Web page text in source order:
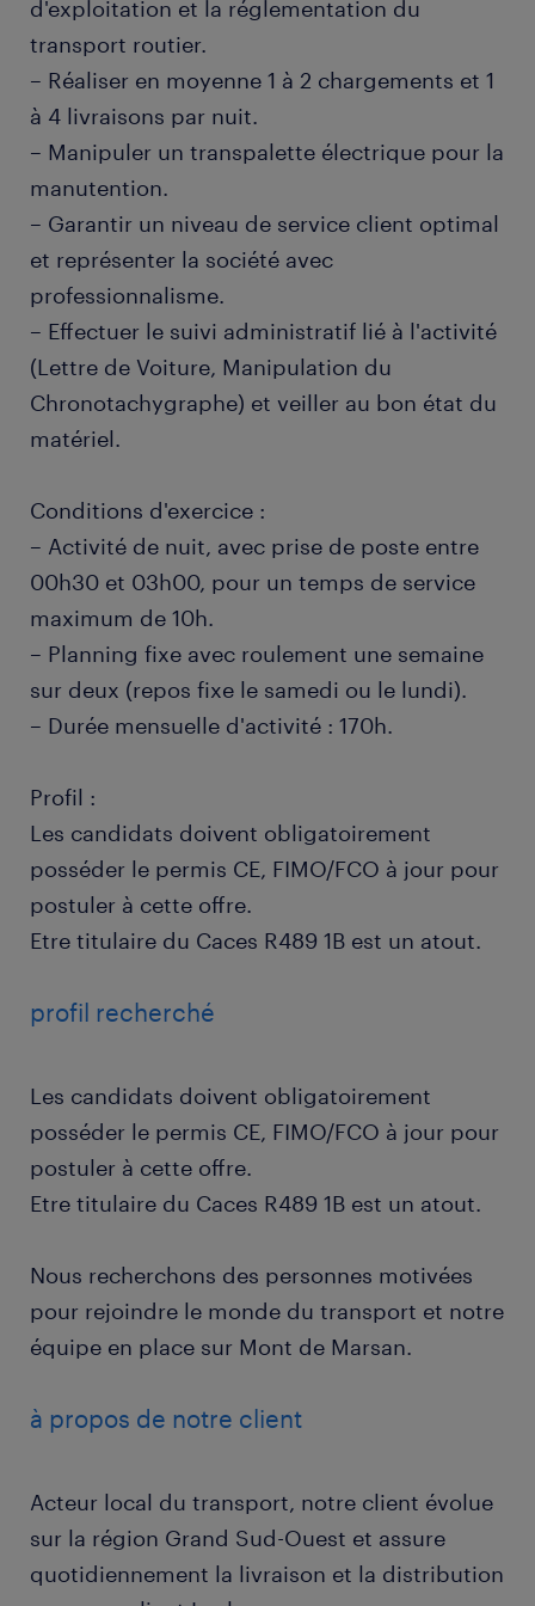
d'exploitation et la réglementation du
transport routier.
– Réaliser en moyenne 1 à 2 chargements et 1
à 4 livraisons par nuit.
– Manipuler un transpalette électrique pour la
manutention.
– Garantir un niveau de service client optimal
et représenter la société avec
professionnalisme.
– Effectuer le suivi administratif lié à l'activité
(Lettre de Voiture, Manipulation du
Chronotachygraphe) et veiller au bon état du
matériel.
Conditions d'exercice :
– Activité de nuit, avec prise de poste entre
00h30 et 03h00, pour un temps de service
maximum de 10h.
– Planning fixe avec roulement une semaine
sur deux (repos fixe le samedi ou le lundi).
– Durée mensuelle d'activité : 170h.
Profil :
Les candidats doivent obligatoirement
posséder le permis CE, FIMO/FCO à jour pour
postuler à cette offre.
Etre titulaire du Caces R489 1B est un atout.
profil recherché
Les candidats doivent obligatoirement
posséder le permis CE, FIMO/FCO à jour pour
postuler à cette offre.
Etre titulaire du Caces R489 1B est un atout.
Nous recherchons des personnes motivées
pour rejoindre le monde du transport et notre
équipe en place sur Mont de Marsan.
à propos de notre client
Acteur local du transport, notre client évolue
sur la région Grand Sud-Ouest et assure
quotidiennement la livraison et la distribution